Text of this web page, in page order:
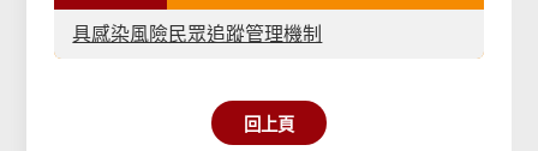
具感染風險民眾追蹤管理機制
回上頁